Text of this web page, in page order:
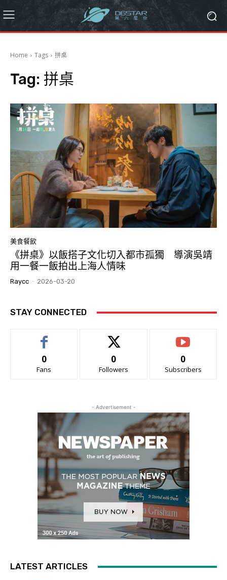
Home Tags 拼桌
Tag: 拼桌
美食餐飲
《拼桌》以飯搭子文化切入都市孤獨 導演吳靖
用一餐一飯拍出上海人情味
Raycc - 2026-03-20
STAY CONNECTED
0
Fans
0
Followers
0
Subscribers
- Advertisement -
LATEST ARTICLES